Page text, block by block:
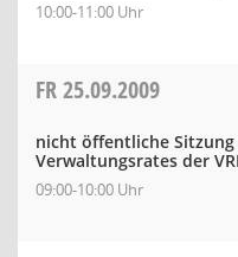
10:00-11:00 Uhr
FR25.09.2009
nicht öffentliche Sitzung
Verwaltungsrates der
09:00-10:00 Uhr